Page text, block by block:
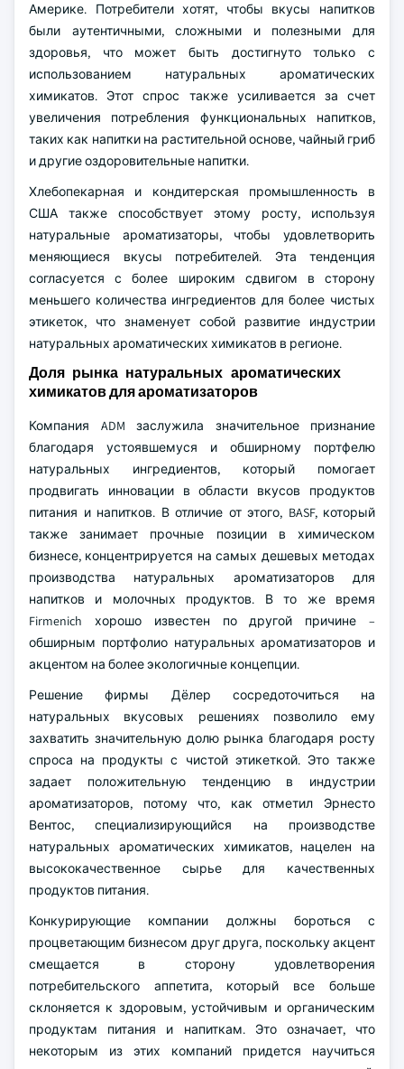
Америке. Потребители хотят, чтобы вкусы напитков
были аутентичными, сложными и полезными для
здоровья, что может быть достигнуто только с
использованием натуральных ароматических
химикатов. Этот спрос также усиливается за счет
увеличения потребления функциональных напитков,
таких как напитки на растительной основе, чайный гриб
и другие оздоровительные напитки.
Хлебопекарная и кондитерская промышленность в
США также способствует этому росту, используя
натуральные ароматизаторы, чтобы удовлетворить
меняющиеся вкусы потребителей. Эта тенденция
согласуется с более широким сдвигом в сторону
меньшего количества ингредиентов для более чистых
этикеток, что знаменует собой развитие индустрии
натуральных ароматических химикатов в регионе.
Доля рынка натуральных ароматических
химикатов для ароматизаторов
Компания ADM заслужила значительное признание
благодаря устоявшемуся и обширному портфелю
натуральных ингредиентов, который помогает
продвигать инновации в области вкусов продуктов
питания и напитков. В отличие от этого, BASF, который
также занимает прочные позиции в химическом
бизнесе, концентрируется на самых дешевых методах
производства натуральных ароматизаторов для
напитков и молочных продуктов. В то же время
Firmenich хорошо известен по другой причине –
обширным портфолио натуральных ароматизаторов и
акцентом на более экологичные концепции.
Решение фирмы Дёлер сосредоточиться на
натуральных вкусовых решениях позволило ему
захватить значительную долю рынка благодаря росту
спроса на продукты с чистой этикеткой. Это также
задает положительную тенденцию в индустрии
ароматизаторов, потому что, как отметил Эрнесто
Вентос, специализирующийся на производстве
натуральных ароматических химикатов, нацелен на
высококачественное сырье для качественных
продуктов питания.
Конкурирующие компании должны бороться с
процветающим бизнесом друг друга, поскольку акцент
смещается в сторону удовлетворения
потребительского аппетита, который все больше
склоняется к здоровым, устойчивым и органическим
продуктам питания и напиткам. Это означает, что
некоторым из этих компаний придется научиться